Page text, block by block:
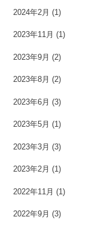
2024年2月 (1)
2023年11月 (1)
2023年9月 (2)
2023年8月 (2)
2023年6月 (3)
2023年5月 (1)
2023年3月 (3)
2023年2月 (1)
2022年11月 (1)
2022年9月 (3)